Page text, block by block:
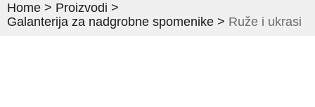
Grbovi i plakete
Home > Proizvodi >
Galanterija za nadgrobne spomenike > Ruže i ukrasi